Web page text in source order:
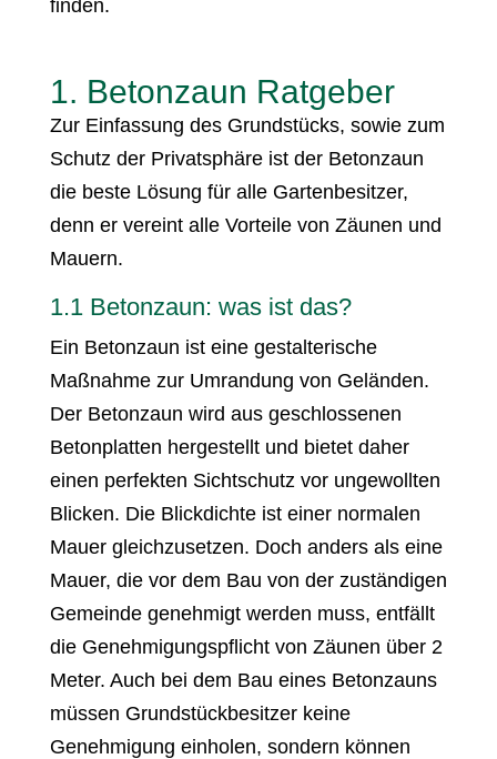
finden.
1. Betonzaun Ratgeber
Zur Einfassung des Grundstücks, sowie zum
Schutz der Privatsphäre ist der Betonzaun
die beste Lösung für alle Gartenbesitzer,
denn er vereint alle Vorteile von Zäunen und
Mauern.
1.1 Betonzaun: was ist das?
Ein Betonzaun ist eine gestalterische
Maßnahme zur Umrandung von Geländen.
Der Betonzaun wird aus geschlossenen
Betonplatten hergestellt und bietet daher
einen perfekten Sichtschutz vor ungewollten
Blicken. Die Blickdichte ist einer normalen
Mauer gleichzusetzen. Doch anders als eine
Mauer, die vor dem Bau von der zuständigen
Gemeinde genehmigt werden muss, entfällt
die Genehmigungspflicht von Zäunen über 2
Meter. Auch bei dem Bau eines Betonzauns
müssen Grundstückbesitzer keine
Genehmigung einholen, sondern können